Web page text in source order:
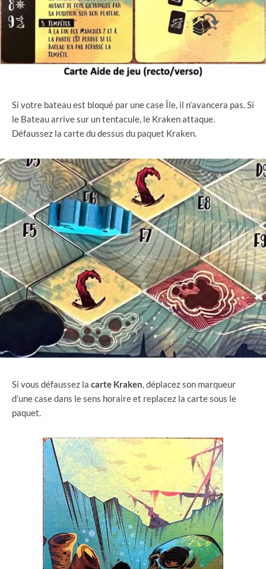
Si votre bateau est bloqué par une case Île, il n’avancera pas. Si
le Bateau arrive sur un tentacule, le Kraken attaque.
Défaussez la carte du dessus du paquet Kraken.
Si vous défaussez la carte Kraken, déplacez son marqueur
d’une case dans le sens horaire et replacez la carte sous le
paquet.